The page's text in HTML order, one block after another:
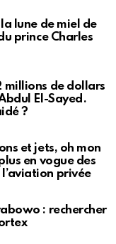
lune de miel de
prince Charles
millions de dollars
El-Sayed.
?
et jets, oh mon
en vogue des
privée
: rechercher